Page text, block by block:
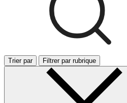
Trier par Filtrer par rubrique